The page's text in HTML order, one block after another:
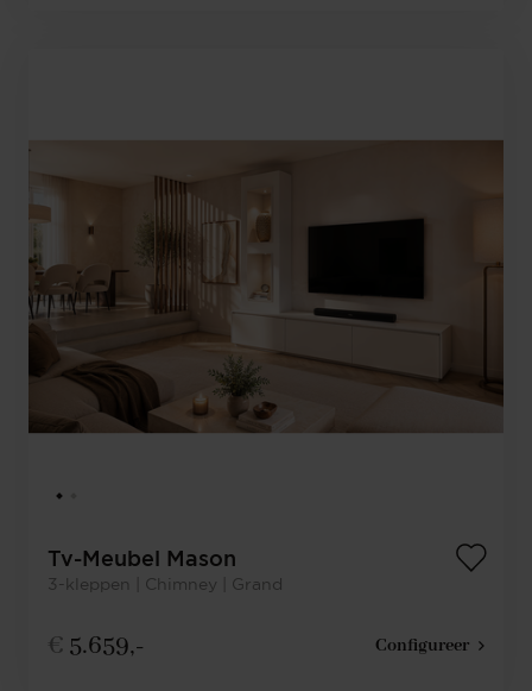
Tv-Meubel Mason
3-kleppen | Chimney | Grand
€ 5.659,- Configureer